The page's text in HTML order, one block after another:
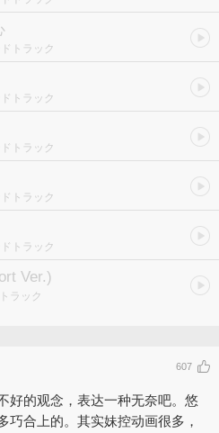
トラック
トラック
トラック
トラック
トラック
Ver.)
ラック
607
好的观念，表达一种无奈吧。悠
巧合上的。其实妹控动画很多，